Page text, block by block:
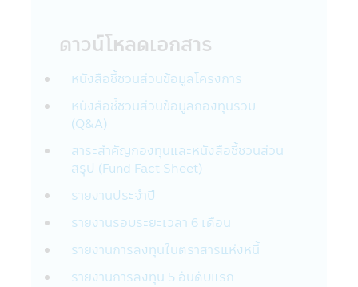
ว่าในเวลาและสถานการณ์ใด กรุณาแจ้งทางบริ
ษัทฯ ทันทีที่พบว่ามีการใช้รหัสผ่านโดยที่ไม่ได้รับ
อนุญาตจากท่านหรือมีการละเมิดความปลอดภัย
การใช้และการเปิดเผย
บริษัทอาจเปิดเผยข้อมูลส่วนบุคคลของท่านหรือ
ข้อมูลอื่นๆ เกี่ยวกับท่านให้กับผู้อื่นในรูปแบบ
ต่างๆ ตามที่ระบุไว้ในส่วนนี้ของนโยบายความ
เป็นส่วนตัว
บริษัทฯ อาจจะใช้ข้อมูลส่วนบุคคลหรือข้อมูล
อื่นๆของท่าน ด้วยเหตุผลต่อไปนี้:
กับสมาชิกบริษัทในกลุ่มของ CIMB-Principal
และ Principal Financial Group :
ดาวน์โหลดเอกสาร
หนังสือชี้ชวนส่วนข้อมูลโครงการ
หนังสือชี้ชวนส่วนข้อมูลกองทุนรวม
(Q&A)
สาระสำคัญกองทุนและหนังสือชี้ชวนส่วน
สรุป (Fund Fact Sheet)
รายงานประจำปี
รายงานรอบระยะเวลา 6 เดือน
รายงานการลงทุนในตราสารแห่งหนี้
รายงานการลงทุน 5 อันดับแรก